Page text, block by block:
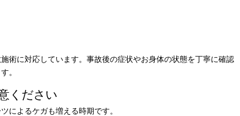
術に対応しています。事故後の症状やお身体の状態を丁寧に確認
。
ください
によるケガも増える時期です。